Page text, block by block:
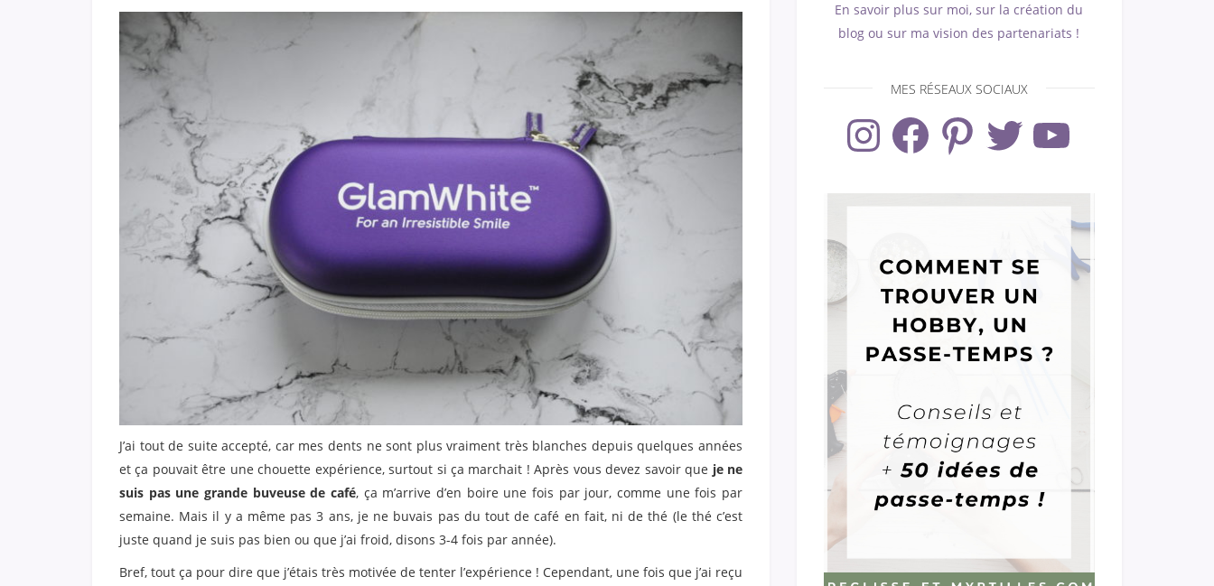
J’ai tout de suite accepté, car mes dents ne sont plus vraiment très blanches depuis quelques années
et ça pouvait être une chouette expérience, surtout si ça marchait ! Après vous devez savoir que je ne
suis pas une grande buveuse de café, ça m’arrive d’en boire une fois par jour, comme une fois par
semaine. Mais il y a même pas 3 ans, je ne buvais pas du tout de café en fait, ni de thé (le thé c’est
juste quand je suis pas bien ou que j’ai froid, disons 3-4 fois par année).
Bref, tout ça pour dire que j’étais très motivée de tenter l’expérience ! Cependant, une fois que j’ai reçu
En savoir plus sur moi, sur la création du
blog ou sur ma vision des partenariats !
MES RÉSEAUX SOCIAUX
InstagramFacebook PinterestTwitter YouTube